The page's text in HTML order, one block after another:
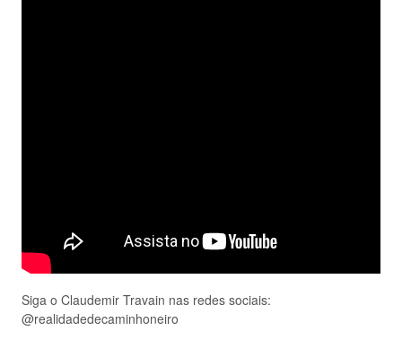
Siga o Claudemir Travain nas redes sociais:
@realidadedecaminhoneiro